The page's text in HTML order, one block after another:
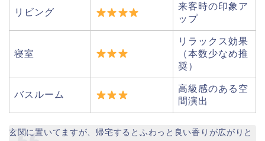
リビング
来客時の印象ア
ップ
寝室
リラックス効果
（本数少なめ推
奨）
バスルーム
高級感のある空
間演出
玄関に置いてますが、帰宅するとふわっと良い香りが広がりと